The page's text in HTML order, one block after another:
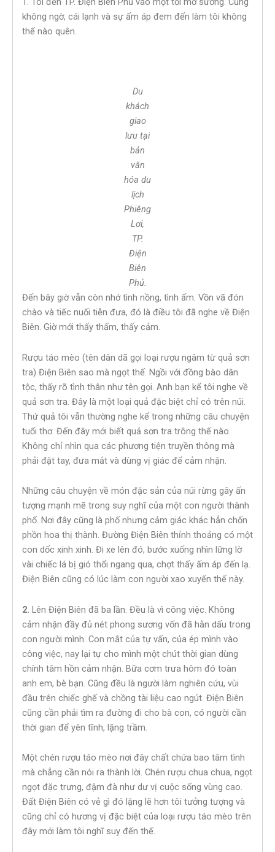
không ngờ, cái lạnh và sự ấm áp đem đến làm tôi không
thể nào quên.
Du
khách
giao
lưu tại
bản
văn
hóa du
lịch
Phiêng
Lơi,
TP.
Điện
Biên
Phủ.
Đến bây giờ vẫn còn nhớ tình nồng, tình ấm. Vồn vã đón
chào và tiếc nuối tiễn đưa, đó là điều tôi đã nghe về Điện
Biên. Giờ mới thấy thấm, thấy cảm.
Rượu táo mèo (tên dân dã gọi loại rượu ngâm từ quả sơn
tra) Điện Biên sao mà ngọt thế. Ngồi với đồng bào dân
tộc, thấy rõ tình thân như tên gọi. Anh bạn kể tôi nghe về
quả sơn tra. Đây là một loại quả đặc biệt chỉ có trên núi.
Thứ quả tôi vẫn thường nghe kể trong những câu chuyện
tuổi thơ. Đến đây mới biết quả sơn tra trông thế nào.
Không chỉ nhìn qua các phương tiện truyền thông mà
phải đặt tay, đưa mắt và dùng vị giác để cảm nhận.
Những câu chuyện về món đặc sản của núi rừng gây ấn
tượng mạnh mẽ trong suy nghĩ của một con người thành
phố. Nơi đây cũng là phố nhưng cảm giác khác hẳn chốn
phồn hoa thị thành. Đường Điện Biên thỉnh thoảng có một
con dốc xinh xinh. Đi xe lên đó, bước xuống nhìn lững lờ
vài chiếc lá bị gió thổi ngang qua, chợt thấy ấm áp đến lạ.
Điện Biên cũng có lúc làm con người xao xuyến thế này.
2. Lên Điện Biên đã ba lần. Đều là vì công việc. Không
cảm nhận đầy đủ nét phong sương vốn đã hằn dấu trong
con người mình. Con mắt của tự vấn, của ép mình vào
công việc, nay lại tự cho mình một chút thời gian dùng
chính tâm hồn cảm nhận. Bữa cơm trưa hôm đó toàn
anh em, bè bạn. Cũng đều là người làm nghiên cứu, vùi
đầu trên chiếc ghế và chồng tài liệu cao ngút. Điện Biên
cũng cần phải tìm ra đường đi cho bà con, có người cần
thời gian để yên tĩnh, lặng trầm.
Một chén rượu táo mèo nơi đây chất chứa bao tâm tình
mà chẳng cần nói ra thành lời. Chén rượu chua chua, ngọt
ngọt đặc trưng, đậm đà như dư vị cuộc sống vùng cao.
Đất Điện Biên có vẻ gì đó lặng lẽ hơn tôi tưởng tượng và
cũng chỉ có hương vị đặc biệt của loại rượu táo mèo trên
đây mới làm tôi nghĩ suy đến thế.